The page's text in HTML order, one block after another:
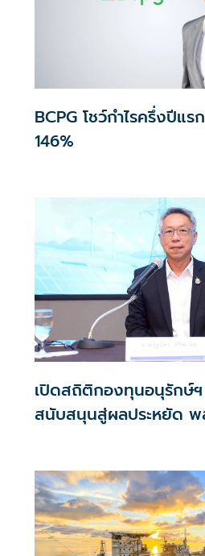
BCPG โชว์กำไรครึ่งปีแ
146%
เปิดสถิติกองทุนอนุรักษ์
สนับสนุนสู่ผลประหยัด พ